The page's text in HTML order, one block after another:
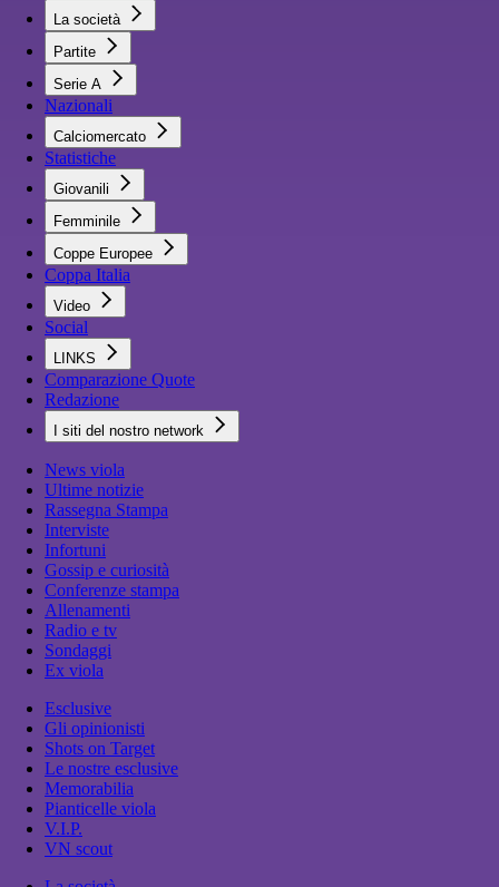
La società
Partite
Serie A
Nazionali
Calciomercato
Statistiche
Giovanili
Femminile
Coppe Europee
Coppa Italia
Video
Social
LINKS
Comparazione Quote
Redazione
I siti del nostro network
News viola
Ultime notizie
Rassegna Stampa
Interviste
Infortuni
Gossip e curiosità
Conferenze stampa
Allenamenti
Radio e tv
Sondaggi
Ex viola
Esclusive
Gli opinionisti
Shots on Target
Le nostre esclusive
Memorabilia
Pianticelle viola
V.I.P.
VN scout